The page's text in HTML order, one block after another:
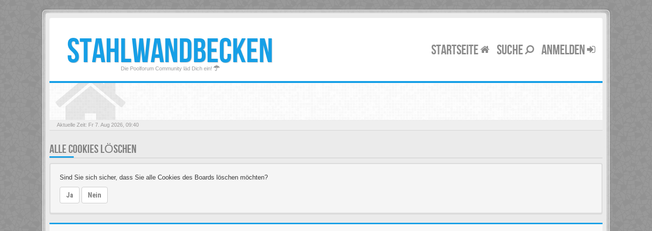
STAHLWANDBECKEN
Die Poolforum Community läd Dich ein!
STARTSEITE SUCHE ANMELDEN
Aktuelle Zeit: Fr 7. Aug 2026, 09:40
ALLE COOKIES LÖSCHEN
Sind Sie sich sicher, dass Sie alle Cookies des Boards löschen möchten?
Ja Nein